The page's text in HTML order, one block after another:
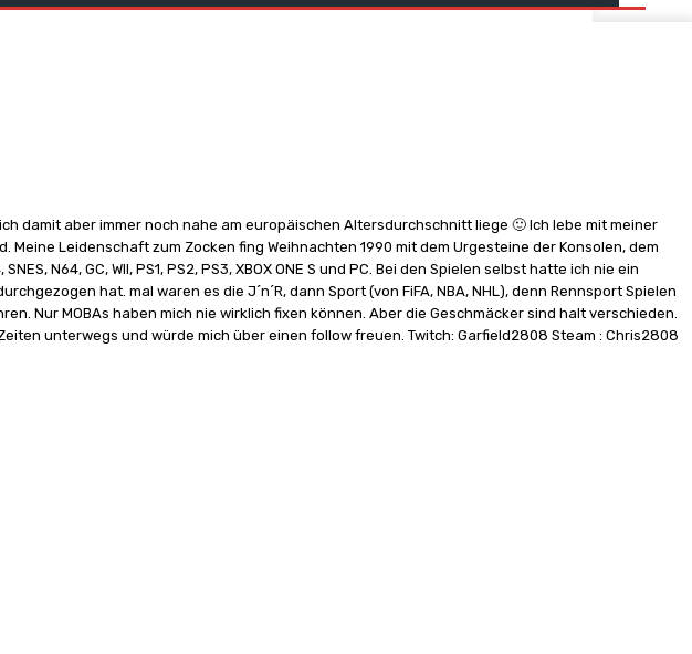
damit aber immer noch nahe am europäischen Altersdurchschnitt liege 🙂 Ich lebe mit meiner
Leidenschaft zum Zocken fing Weihnachten 1990 mit dem Urgesteine der Konsolen, dem
N64, GC, WII, PS1, PS2, PS3, XBOX ONE S und PC. Bei den Spielen selbst hatte ich nie ein
hat. mal waren es die J´n´R, dann Sport (von FiFA, NBA, NHL), denn Rennsport Spielen
Nur MOBAs haben mich nie wirklich fixen können. Aber die Geschmäcker sind halt verschieden.
unterwegs und würde mich über einen follow freuen. Twitch: Garfield2808 Steam : Chris2808